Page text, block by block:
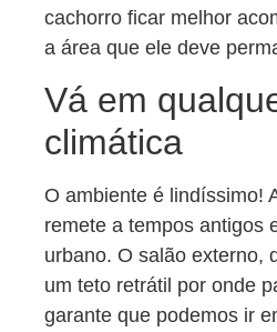
cachorro ficar melhor
a área que ele deve
Vá em
climática
O ambiente é lindíssimo!
remete a tempos antigos
urbano. O salão externo,
um teto retrátil por onde
garante que podemos ir